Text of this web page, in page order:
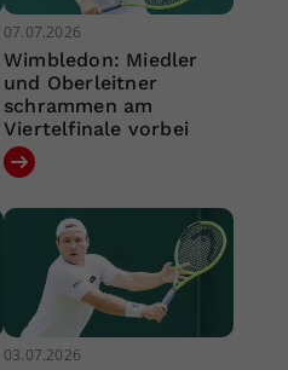
07.07.2026
Wimbledon: Miedler
und Oberleitner
schrammen am
Viertelfinale vorbei
03.07.2026